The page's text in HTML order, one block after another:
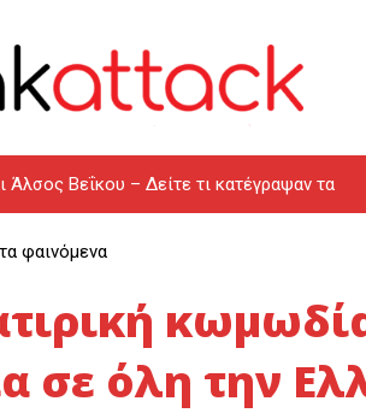
Βεΐκου – Δείτε τι κατέγραψαν τα
φαινόμενα
σε όλη την